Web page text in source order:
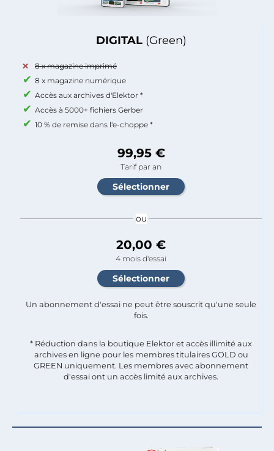
DIGITAL (Green)
8 x magazine imprimé
8 x magazine numérique
Accès aux archives d'Elektor *
Accès à 5000+ fichiers Gerber
10 % de remise dans l'e-choppe *
99,95 €
Tarif par an
ou
20,00 €
4 mois d'essai
Un abonnement d'essai ne peut être souscrit qu'une seule
fois.​
* Réduction dans la boutique Elektor et accès illimité aux
archives en ligne pour les membres titulaires GOLD ou
GREEN uniquement. Les membres avec abonnement
d'essai ont un accès limité aux archives.